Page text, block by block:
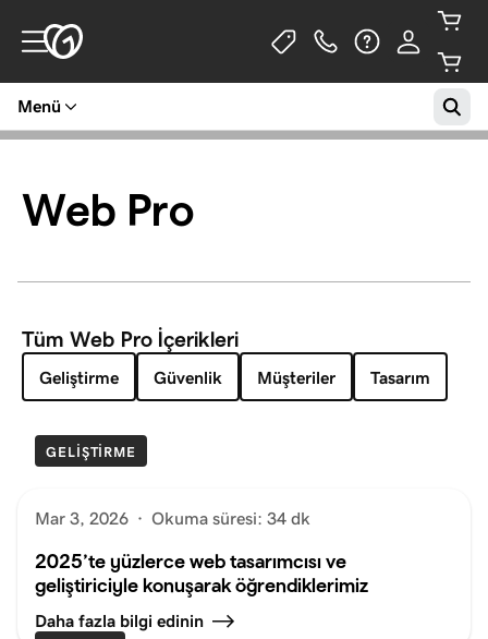
Menü
Web Pro
Tüm Web Pro İçerikleri
Geliştirme Güvenlik Müşteriler Tasarım
GELIŞTIRME
Mar 3, 2026 · Okuma süresi: 34 dk
2025’te yüzlerce web tasarımcısı ve
geliştiriciyle konuşarak öğrendiklerimiz
Daha fazla bilgi edinin